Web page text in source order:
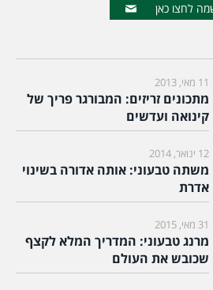
לחצו כאן
11 מאי, 2013
מתכונים זריזים: המבורגר פריך של
קינואה ועדשים
12 ינואר, 2014
משתה טבעוני: אותה אדורה בשינוי
אדרת
31 מאי, 2015
מרנג טבעוני: המדריך המלא לקצף
שכובש את העולם